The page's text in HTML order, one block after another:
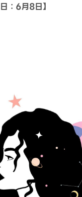
：6月8日】